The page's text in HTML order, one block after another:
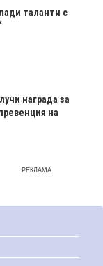
таланти с
награда за
на
РЕКЛАМА